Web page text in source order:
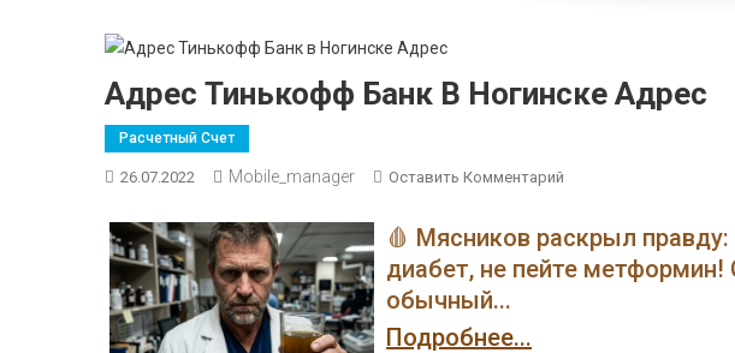
Адрес Тинькофф Банк В Ногинске Адрес
Расчетный Счет
26.07.2022 Mobile_manager Оставить Комментарий
Тинькофф
🩸 Мясников раскрыл правду:
диабет, не пейте метформин!
обычный...
Подробнее...